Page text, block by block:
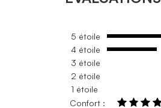
5 étoile
4 étoile
3 étoile
2 étoile
1 étoile
Confort :